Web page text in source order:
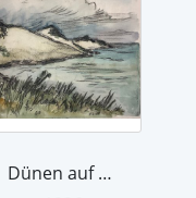
Dünen auf Amrum